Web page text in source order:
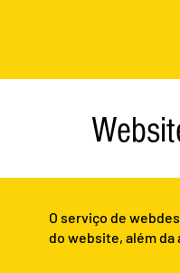
O serviço de
do website, além